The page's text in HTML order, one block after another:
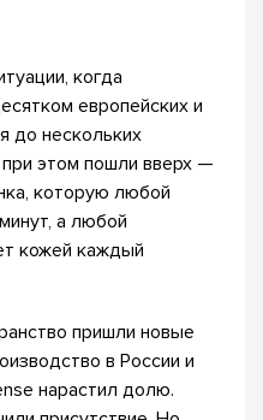
когда
европейских и
до нескольких
этом пошли вверх —
которую любой
а любой
кожей каждый
пришли новые
в России и
нарастил долю.